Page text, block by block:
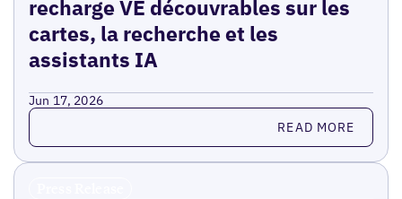
recharge VE découvrables sur les
cartes, la recherche et les
assistants IA
Jun 17, 2026
Read more READ MORE